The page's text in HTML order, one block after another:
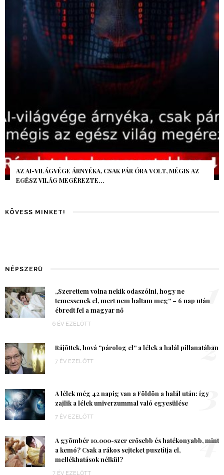
AZ AI-VILÁGVÉGE ÁRNYÉKA, CSAK PÁR ÓRA VOLT, MÉGIS AZ
EGÉSZ VILÁG MEGÉREZTE…
KÖVESS MINKET!
NÉPSZERŰ
„Szerettem volna nekik odaszólni, hogy ne
temessenek el, mert nem haltam meg” – 6 nap után
ébredt fel a magyar nő
6 ÉV EZELŐTT
1
Rájöttek, hová “párolog el” a lélek a halál pillanatában
7 ÉV EZELŐTT 2
A lélek még 42 napig van a Földön a halál után: így
zajlik a lélek univerzummal való egyesülése
7 ÉV EZELŐTT
3
A gyömbér 10.000-szer erősebb és hatékonyabb, mint
a kemó? Csak a rákos sejteket pusztítja el,
mellékhatások nélkül?
7 ÉV EZELŐTT
4